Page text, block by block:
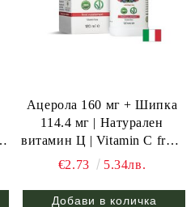
Ацерола 160 мг + Шипка
114.4 мг | Натурален
витамин Ц | Vitamin C from
natural sources | Benessence,
€2.73 5.34лв.